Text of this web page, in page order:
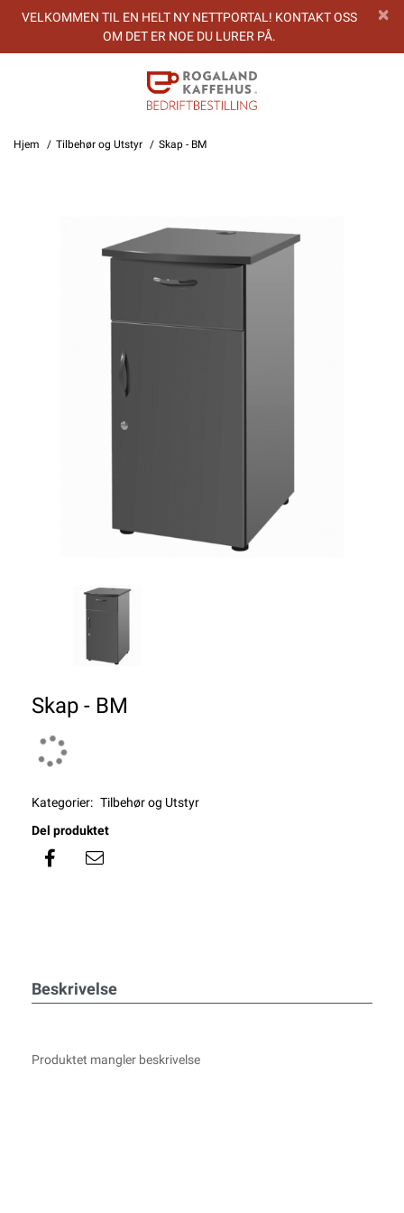
VELKOMMEN TIL EN HELT NY NETTPORTAL! KONTAKT OSS
OM DET ER NOE DU LURER PÅ.
Hjem Tilbehør og Utstyr Skap - BM
Skap - BM
Kategorier: Tilbehør og Utstyr
Del produktet
Beskrivelse
Produktet mangler beskrivelse